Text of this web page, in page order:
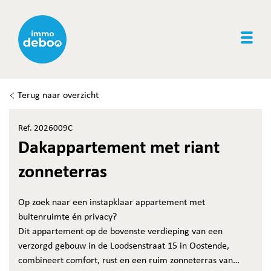
Terug naar overzicht
Ref. 2026009C
Dakappartement met riant
zonneterras
Op zoek naar een instapklaar appartement met
buitenruimte én privacy?
Dit appartement op de bovenste verdieping van een
verzorgd gebouw in de Loodsenstraat 15 in Oostende,
combineert comfort, rust en een ruim zonneterras van